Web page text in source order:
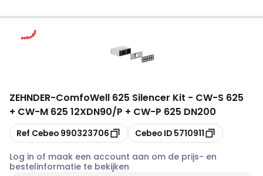
ZEHNDER-ComfoWell 625 Silencer Kit - CW-S 625
+ CW-M 625 12XDN90/P + CW-P 625 DN200
Kopiëren
Ref Cebeo 990323706 Kopiëren
Cebeo ID 5710911
Log in of maak een account aan om de prijs- en
bestelinformatie te bekijken